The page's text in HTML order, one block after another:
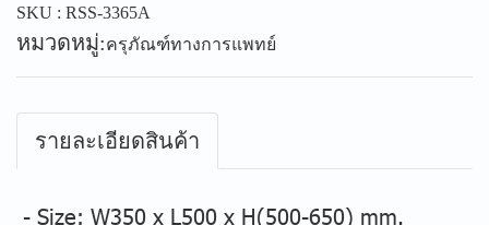
SKU : RSS-3365A
หมวดหมู่:ครุภัณฑ์ทางการแพทย์
รายละเอียดสินค้า
- Size: W350 x L500 x H(500-650) mm.